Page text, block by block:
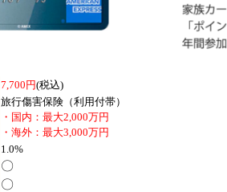
7,700円(税込)
旅行傷害保険（利用付帯）
・国内：最大2,000万円
・海外：最大3,000万円
1.0%
〇
〇